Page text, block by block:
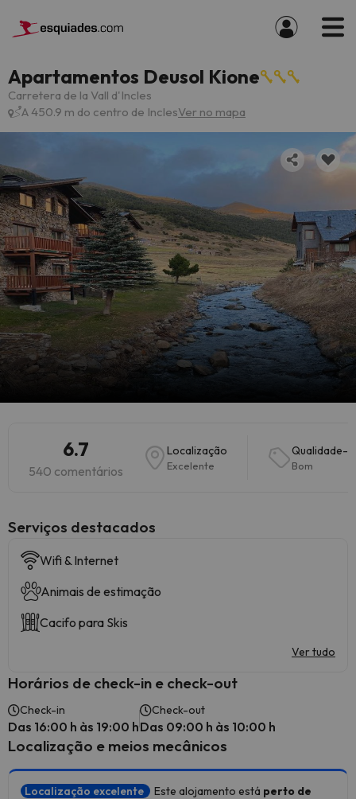
Apartamentos Deusol Kione
Carretera de la Vall d'Incles
A 450.9 m do centro de InclesVer no mapa
6.7
540 comentários
Localização
Excelente
Qualidade-
Bom
Serviços destacados
Wifi & Internet
Animais de estimação
Cacifo para Skis
Ver tudo
Horários de check-in e check-out
Check-in
Das 16:00 h às 19:00 h
Check-out
Das 09:00 h às 10:00 h
Localização e meios mecânicos
Localização excelente Este alojamento está perto de